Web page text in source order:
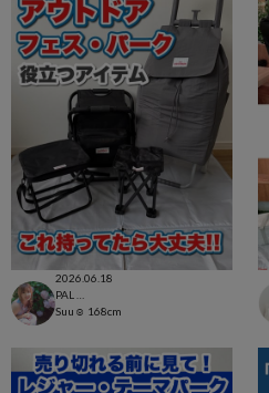
2026.06.18
Suu☺︎ 168cm